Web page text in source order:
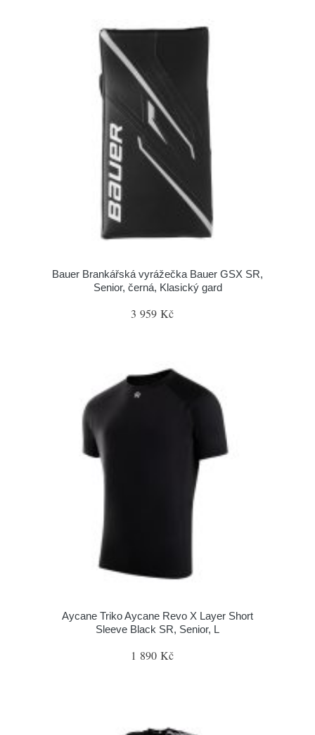
Bauer Brankářská vyrážečka Bauer GSX SR,
Senior, černá, Klasický gard
3 959 Kč
Aycane Triko Aycane Revo X Layer Short
Sleeve Black SR, Senior, L
1 890 Kč